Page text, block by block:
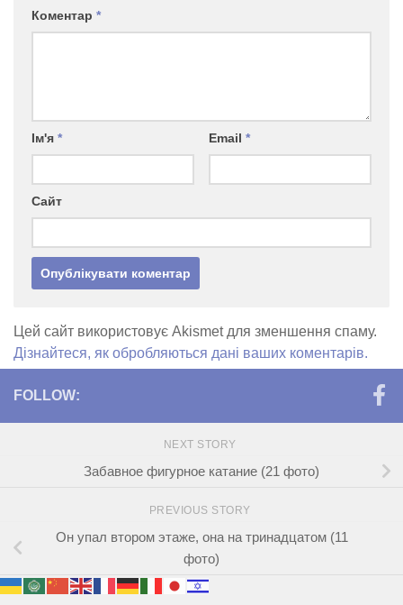
Коментар *
Ім'я * Email *
Сайт
Цей сайт використовує Akismet для зменшення спаму.
Дізнайтеся, як обробляються дані ваших коментарів.
FOLLOW:
NEXT STORY
Забавное фигурное катание (21 фото)
PREVIOUS STORY
Он упал втором этаже, она на тринадцатом (11
фото)